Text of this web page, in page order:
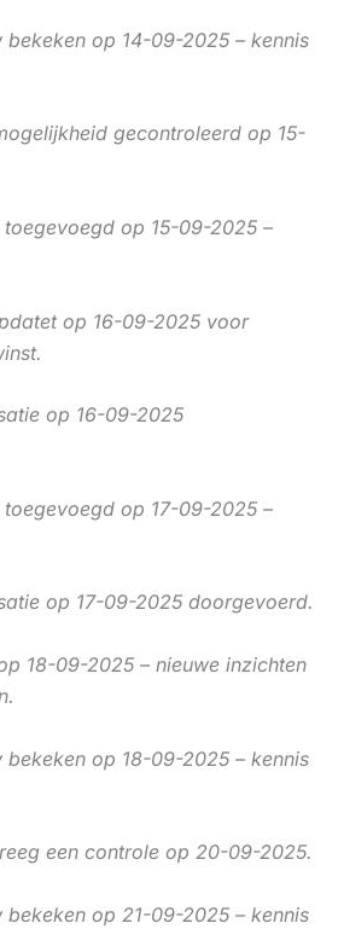
bekeken op 14-09-2025 – kennis
gecontroleerd op 15-
op 15-09-2025 –
op 16-09-2025 voor
op 16-09-2025
op 17-09-2025 –
op 17-09-2025 doorgevoerd.
18-09-2025 – nieuwe inzichten
bekeken op 18-09-2025 – kennis
een controle op 20-09-2025.
bekeken op 21-09-2025 – kennis